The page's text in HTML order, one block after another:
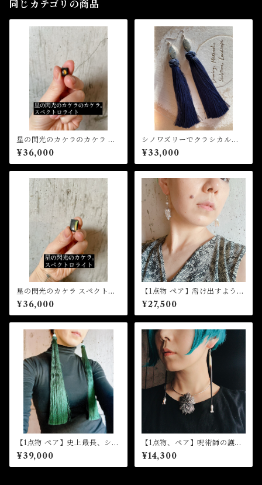
同じカテゴリの商品
星の閃光のカケラのカケラ ス
ペクトロライト(オーダー、ス
タッドピアスorイヤリングor
リングorペンダント加工)
¥36,000
シノワズリーでクラシカルな
ネイビーブルーのロングタッ
セルピアス
¥33,000
星の閃光のカケラ スペクトロ
ライト(スタッドピアスorイヤ
リングorリングorペンダント
加工)
¥36,000
【1点物 ペア】溶け出すような
大粒天然バロックパール。メ
ルティングパールピアス
¥27,500
【1点物 ペア】史上最長、シノ
ワズリーなハイパーロングタ
ッセルピアス
¥39,000
【1点物、ペア】呪術師の護身
ヤマアラシの棘ピアス-お魚
¥14,300